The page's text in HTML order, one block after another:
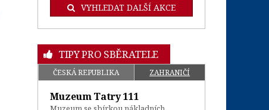
VYHLEDAT DALŠÍ AKCE
TIPY PRO SBĚRATELE
ČESKÁ REPUBLIKA ZAHRANIČÍ
Muzeum Tatry 111